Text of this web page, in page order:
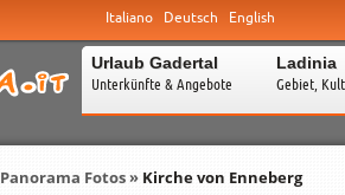
Italiano Deutsch English
Urlaub Gadertal
Unterkünfte & Angebote
Ladinia
Gebiet,
Panorama Fotos» Kirche von Enneberg